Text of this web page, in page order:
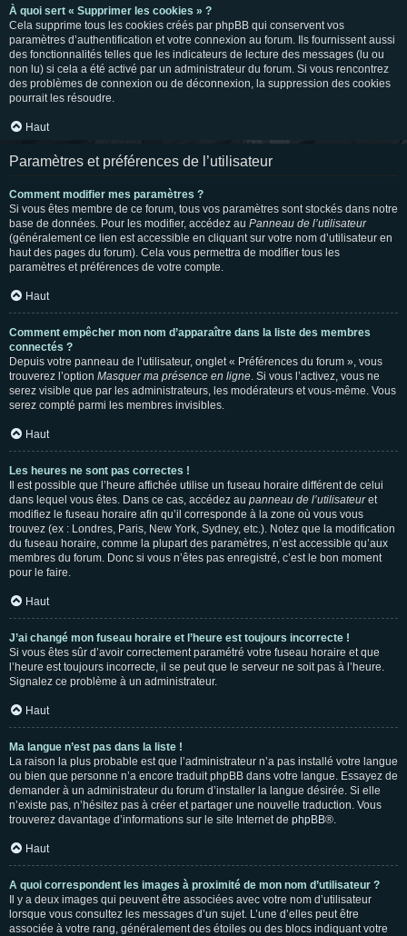
À quoi sert « Supprimer les cookies » ?
Cela supprime tous les cookies créés par phpBB qui conservent vos
paramètres d’authentification et votre connexion au forum. Ils fournissent aussi
des fonctionnalités telles que les indicateurs de lecture des messages (lu ou
non lu) si cela a été activé par un administrateur du forum. Si vous rencontrez
des problèmes de connexion ou de déconnexion, la suppression des cookies
pourrait les résoudre.
Haut
Paramètres et préférences de l’utilisateur
Comment modifier mes paramètres ?
Si vous êtes membre de ce forum, tous vos paramètres sont stockés dans notre
base de données. Pour les modifier, accédez au Panneau de l’utilisateur
(généralement ce lien est accessible en cliquant sur votre nom d’utilisateur en
haut des pages du forum). Cela vous permettra de modifier tous les
paramètres et préférences de votre compte.
Haut
Comment empêcher mon nom d’apparaître dans la liste des membres
connectés ?
Depuis votre panneau de l’utilisateur, onglet « Préférences du forum », vous
trouverez l’option Masquer ma présence en ligne. Si vous l’activez, vous ne
serez visible que par les administrateurs, les modérateurs et vous-même. Vous
serez compté parmi les membres invisibles.
Haut
Les heures ne sont pas correctes !
Il est possible que l’heure affichée utilise un fuseau horaire différent de celui
dans lequel vous êtes. Dans ce cas, accédez au panneau de l’utilisateuret
modifiez le fuseau horaire afin qu’il corresponde à la zone où vous vous
trouvez (ex : Londres, Paris, New York, Sydney, etc.). Notez que la modification
du fuseau horaire, comme la plupart des paramètres, n’est accessible qu’aux
membres du forum. Donc si vous n’êtes pas enregistré, c’est le bon moment
pour le faire.
Haut
J’ai changé mon fuseau horaire et l’heure est toujours incorrecte !
Si vous êtes sûr d’avoir correctement paramétré votre fuseau horaire et que
l’heure est toujours incorrecte, il se peut que le serveur ne soit pas à l’heure.
Signalez ce problème à un administrateur.
Haut
Ma langue n’est pas dans la liste !
La raison la plus probable est que l’administrateur n’a pas installé votre langue
ou bien que personne n’a encore traduit phpBB dans votre langue. Essayez de
demander à un administrateur du forum d’installer la langue désirée. Si elle
n’existe pas, n’hésitez pas à créer et partager une nouvelle traduction. Vous
trouverez davantage d’informations sur le site Internet de phpBB®.
Haut
A quoi correspondent les images à proximité de mon nom d’utilisateur ?
Il y a deux images qui peuvent être associées avec votre nom d’utilisateur
lorsque vous consultez les messages d’un sujet. L’une d’elles peut être
associée à votre rang, généralement des étoiles ou des blocs indiquant votre